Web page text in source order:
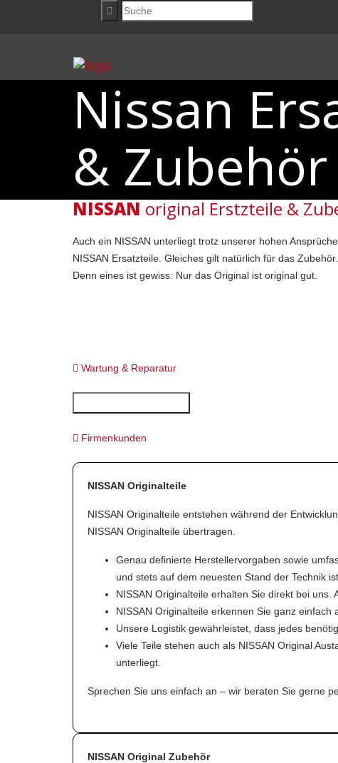
Nissan
& Zubehör
NISSAN original Erstzteile &
Auch ein NISSAN unterliegt trotz unserer hohen
NISSAN Ersatzteile. Gleiches gilt natürlich für das
Denn eines ist gewiss: Nur das Original ist original gut.
Wartung & Reparatur
Firmenkunden
NISSAN Originalteile
NISSAN Originalteile entstehen während der
NISSAN Originalteile übertragen.
Genau definierte Herstellervorgaben sowie
und stets auf dem neuesten Stand der Technik ist.
NISSAN Originalteile erhalten Sie direkt bei
NISSAN Originalteile erkennen Sie ganz
Unsere Logistik gewährleistet, dass jedes
Viele Teile stehen auch als NISSAN Original
unterliegt.
Sprechen Sie uns einfach an – wir beraten Sie gerne
NISSAN Original Zubehör